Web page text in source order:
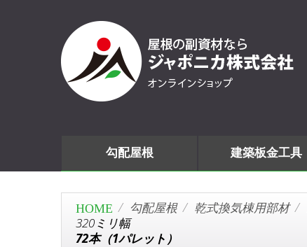
勾配屋根 建築板金工具
勾配屋根 乾式換気棟用部材
320ミリ幅
72本（1パレット）